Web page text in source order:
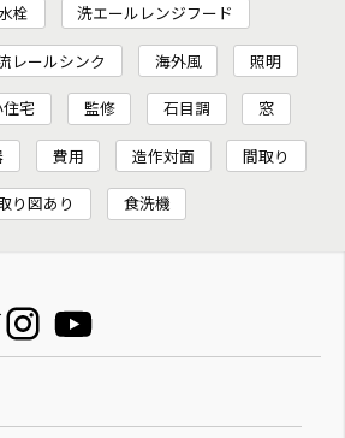
栓 洗エールレンジフード
レールシンク 海外風 照明
宅 監修 石目調 窓
費用 造作対面 間取り
り図あり 食洗機